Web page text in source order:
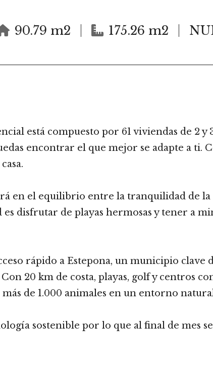
90.79 m2 175.26 m2
está compuesto por 61 viviendas de 2
encontrar el que mejor se adapte a ti.
en el equilibrio entre la tranquilidad de la
es disfrutar de playas hermosas y tener a
rápido a Estepona, un municipio
20 km de costa, playas, golf y centros
de 1.000 animales en un entorno
sostenible por lo que al final de mes